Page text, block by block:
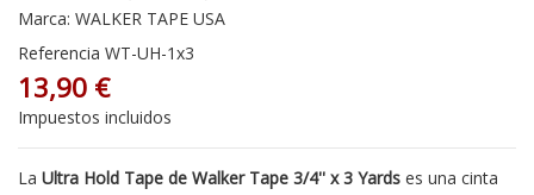
Marca: WALKER TAPE USA
Referencia WT-UH-1x3
13,90 €
Impuestos incluidos
La Ultra Hold Tape de Walker Tape 3/4'' x 3 Yards es una cinta